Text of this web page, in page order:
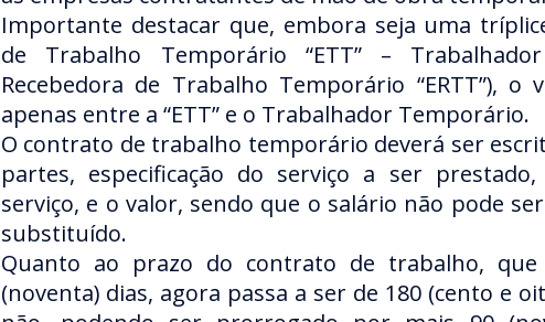
Importante destacar que, embora seja uma
de Trabalho Temporário “ETT” –
Recebedora de Trabalho Temporário “ERTT”), o
apenas entre a “ETT” e o Trabalhador Temporário.
O contrato de trabalho temporário deverá ser
partes, especificação do serviço a ser
serviço, e o valor, sendo que o salário não pode
substituído.
Quanto ao prazo do contrato de trabalho,
(noventa) dias, agora passa a ser de 180 (cento e